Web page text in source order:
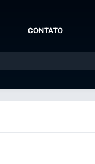
CONTATO